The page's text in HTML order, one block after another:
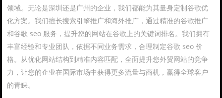
领域。无论是深圳还是广州的企业，我们都能为其量身定制谷歌优
化方案。我们擅长搜索引擎推广和海外推广，通过精准的谷歌推广
和谷歌 seo 服务，提升您的网站在谷歌上的关键词排名。我们拥有
丰富经验和专业团队，依据不同业务需求，合理制定谷歌 seo 价
格。从优化网站结构到精准内容匹配，全面提升您外贸网站的竞争
力，让您的企业在国际市场中获得更多流量与商机，赢得全球客户
的青睐。